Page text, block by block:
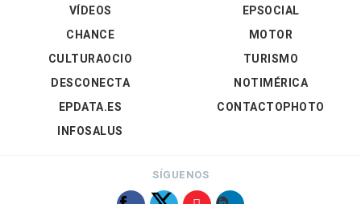
VÍDEOS
EPSOCIAL
CHANCE
CULTURAOCIO
DESCONECTA
EPDATA.ES
INFOSALUS
MOTOR
TURISMO
NOTIMÉRICA
CONTACTOPHOTO
SÍGUENOS